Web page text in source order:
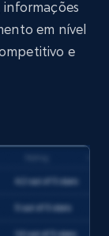
Now
Brand
amazon,
em nível
e